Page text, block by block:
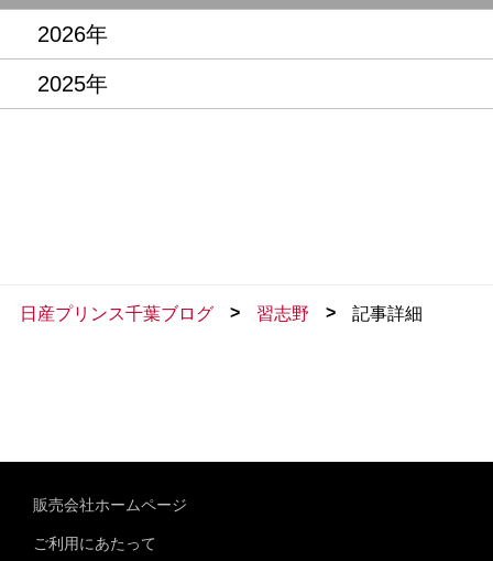
2026年
2025年
日産プリンス千葉ブログ > 習志野 > 記事詳細
販売会社ホームページ
ご利用にあたって